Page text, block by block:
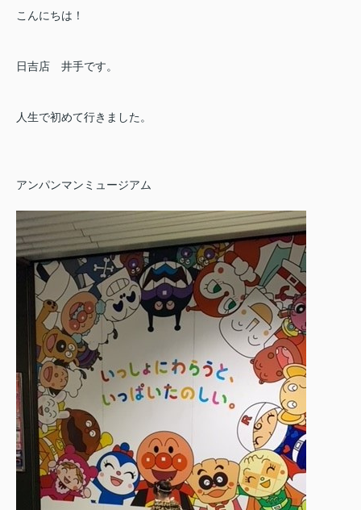
こんにちは！
日吉店 井手です。
人生で初めて行きました。
アンパンマンミュージアム